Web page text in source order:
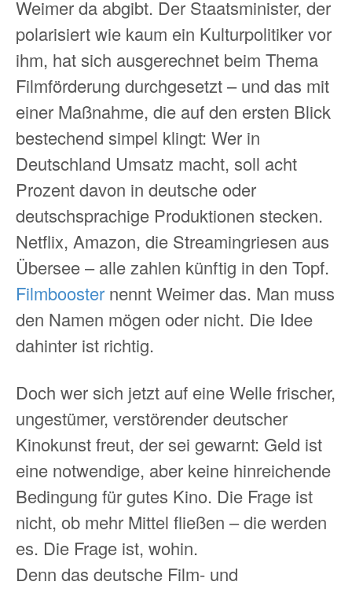
Weimer da abgibt. Der Staatsminister, der
polarisiert wie kaum ein Kulturpolitiker vor
ihm, hat sich ausgerechnet beim Thema
Filmförderung durchgesetzt – und das mit
einer Maßnahme, die auf den ersten Blick
bestechend simpel klingt: Wer in
Deutschland Umsatz macht, soll acht
Prozent davon in deutsche oder
deutschsprachige Produktionen stecken.
Netflix, Amazon, die Streamingriesen aus
Übersee – alle zahlen künftig in den Topf.
Filmbooster nennt Weimer das. Man muss
den Namen mögen oder nicht. Die Idee
dahinter ist richtig.
Doch wer sich jetzt auf eine Welle frischer,
ungestümer, verstörender deutscher
Kinokunst freut, der sei gewarnt: Geld ist
eine notwendige, aber keine hinreichende
Bedingung für gutes Kino. Die Frage ist
nicht, ob mehr Mittel fließen – die werden
es. Die Frage ist, wohin.
Denn das deutsche Film- und